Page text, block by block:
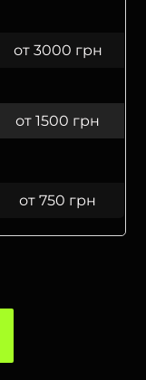
от 3000 грн
от 1500 грн
от 750 грн